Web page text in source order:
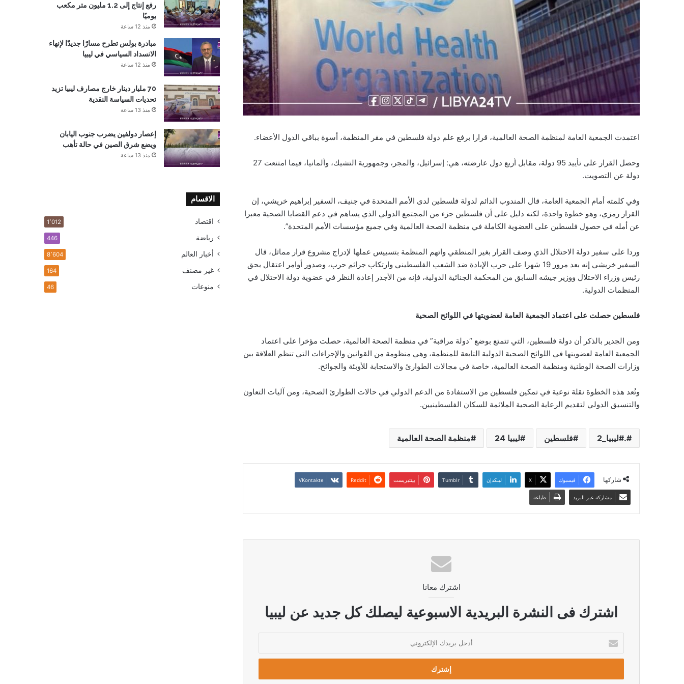
اعتمدت الجمعية العامة لمنظمة الصحة العالمية، قرارا برفع علم دولة فلسطين في مقر المنظمة، أسوة بباقي الدول الأعضاء.
وحصل القرار على تأييد 95 دولة، مقابل أربع دول عارضته، هي: إسرائيل، والمجر، وجمهورية التشيك، وألمانيا، فيما امتنعت 27
دولة عن التصويت.
وفي كلمته أمام الجمعية العامة، قال المندوب الدائم لدولة فلسطين لدى الأمم المتحدة في جنيف، السفير إبراهيم خريشي، إن
القرار رمزي، وهو خطوة واحدة، لكنه دليل على أن فلسطين جزء من المجتمع الدولي الذي يساهم في دعم القضايا الصحية معبرا
عن أمله في حصول فلسطين على العضوية الكاملة في منظمة الصحة العالمية وفي جميع مؤسسات الأمم المتحدة”.
وردا على سفير دولة الاحتلال الذي وصف القرار بغير المنطقي واتهم المنظمة بتسييس عملها لإدراج مشروع قرار مماثل، قال
السفير خريشي إنه بعد مرور 19 شهرا على حرب الإبادة ضد الشعب الفلسطيني وارتكاب جرائم حرب، وصدور أوامر اعتقال بحق
رئيس وزراء الاحتلال ووزير جيشه السابق من المحكمة الجنائية الدولية، فإنه من الأجدر إعادة النظر في عضوية دولة الاحتلال في
المنظمات الدولية.
فلسطين حصلت على اعتماد الجمعية العامة لعضويتها في اللوائح الصحية
ومن الجدير بالذكر أن دولة فلسطين، التي تتمتع بوضع “دولة مراقبة” في منظمة الصحة العالمية، حصلت مؤخرا على اعتماد
الجمعية العامة لعضويتها في اللوائح الصحية الدولية التابعة للمنظمة، وهي منظومة من القوانين والإجراءات التي تنظم العلاقة بين
وزارات الصحة الوطنية ومنظمة الصحة العالمية، خاصة في مجالات الطوارئ والاستجابة للأوبئة والجوائح.
وتُعد هذه الخطوة نقلة نوعية في تمكين فلسطين من الاستفادة من الدعم الدولي في حالات الطوارئ الصحية، ومن آليات التعاون
والتنسيق الدولي لتقديم الرعاية الصحية الملائمة للسكان الفلسطينيين.
.#ليبيا_2 فلسطين ليبيا 24 منظمة الصحة العالمية
شاركها فيسبوك ‫X لينكدإن بينتيريست
مشاركة عبر البريد طباعة
اشترك معانا
اشترك فى النشرة البريدية الاسبوعية ليصلك كل جديد عن ليبيا
بريدك
الإلكتروني
رفع إنتاج إلى 1.2 مليون متر مكعب
يوميًا
منذ 12 ساعة
مبادرة بولس تطرح مسارًا جديدًا لإنهاء
الانسداد السياسي في ليبيا
منذ 12 ساعة
70 مليار دينار خارج مصارف ليبيا تزيد
تحديات السياسة النقدية
منذ 13 ساعة
إعصار دولفين يضرب جنوب اليابان
ويضع شرق الصين في حالة تأهب
منذ 13 ساعة
الاقسام
اقتصاد 1٬012
رياضة 446
أخبار العالم 8٬604
غير مصنف 164
منوعات 46